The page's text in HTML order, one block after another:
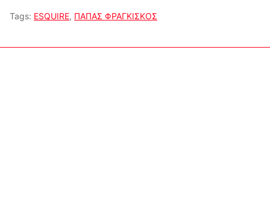
Tags: ESQUIRE, ΠΑΠΑΣ ΦΡΑΓΚΙΣΚΟΣ